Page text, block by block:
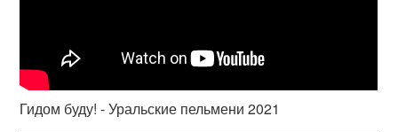
Гидом буду! - Уральские пельмени 2021